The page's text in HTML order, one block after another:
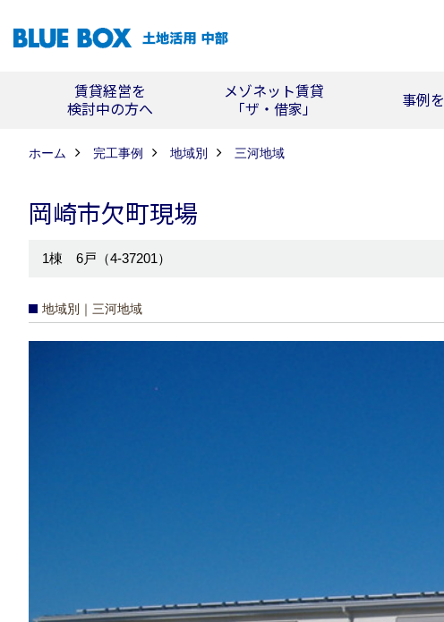
賃貸経営を
検討中の方へ
メゾネット賃貸
「ザ・借家」
事例
ホーム 完工事例 地域別 三河地域
岡崎市欠町現場
1棟 6戸（4-37201）
地域別｜三河地域